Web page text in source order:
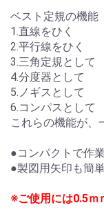
ベスト定規の機能
1.直線をひく
2.平行線をひく
3.三角定規として
4.分度器として
5.ノギスとして
6.コンパスとして
これらの機能が、
●コンパクトで作
●製図用矢印も簡
※ご使用には0.5ｍ